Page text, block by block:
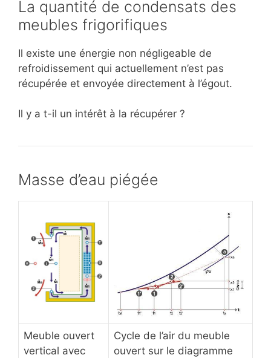
La quantité de condensats des
meubles frigorifiques
Il existe une énergie non négligeable de
refroidissement qui actuellement n’est pas
récupérée et envoyée directement à l’égout.
Il y a t-il un intérêt à la récupérer ?
Masse d’eau piégée
Meuble ouvert
vertical avec
Cycle de l’air du meuble
ouvert sur le diagramme